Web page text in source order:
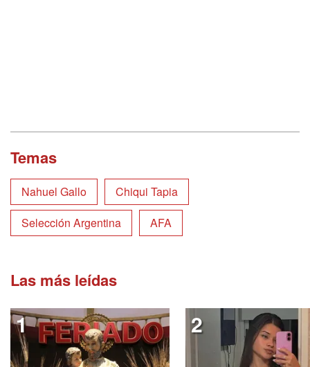
Temas
Nahuel Gallo
Chiqui Tapia
Selección Argentina
AFA
Las más leídas